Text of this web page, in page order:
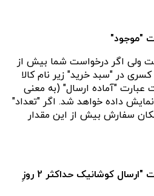
"موجود"
ولی اگر درخواست شما بیش از
کسری در "سبد خرید" زیر نام کالا
عبارت "آماده ارسال" (به معنی
داده خواهد شد. اگر "تعداد"
سفارش بیش از این مقدار
اگر برای کالا نوشته شده است "ارسال کوشانیک حداکثر 2 روزِ